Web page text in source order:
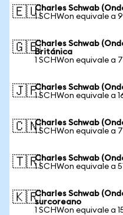
🇪🇺Charles Schwab
1 SCHWon equivale a
🇬🇧Charles Schwab
Británica
1 SCHWon equivale a
🇯🇵Charles Schwab
1 SCHWon equivale a
🇨🇳Charles Schwab
1 SCHWon equivale a
🇹🇷Charles Schwab
1 SCHWon equivale a
🇰🇷Charles Schwab
surcoreano
1 SCHWon equivale a